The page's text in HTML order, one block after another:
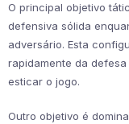
O principal objetivo
defensiva sólida
adversário. Esta
rapidamente da
esticar o jogo.
Outro objetivo é